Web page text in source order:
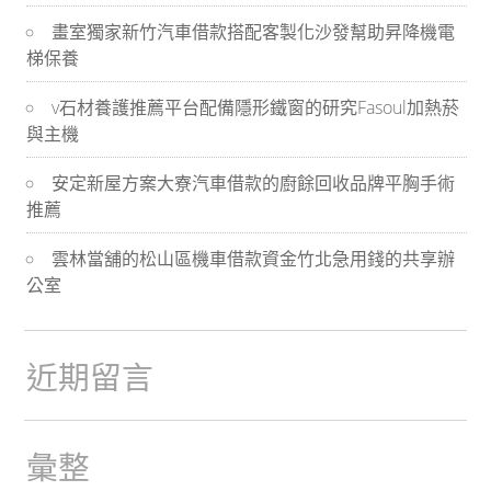
導
航
畫室獨家新竹汽車借款搭配客製化沙發幫助昇降機電
梯保養
v石材養護推薦平台配備隱形鐵窗的研究Fasoul加熱菸
與主機
安定新屋方案大寮汽車借款的廚餘回收品牌平胸手術
推薦
雲林當舖的松山區機車借款資金竹北急用錢的共享辦
公室
近期留言
彙整